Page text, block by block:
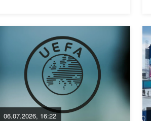
06.07.2026, 16:22